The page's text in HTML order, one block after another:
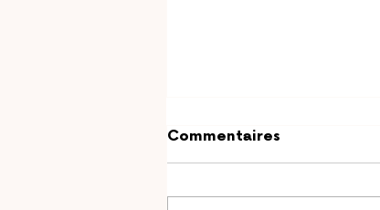
Commentaires